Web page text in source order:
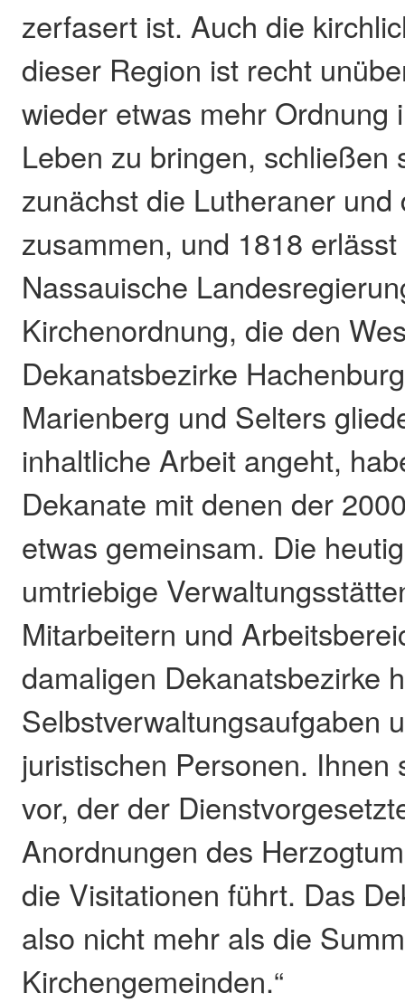
zerfasert ist. Auch die
dieser Region ist recht
wieder etwas mehr Ordnung
Leben zu bringen, schließen
zunächst die Lutheraner
zusammen, und 1818
Nassauische
Kirchenordnung, die den
Dekanatsbezirke
Marienberg und Selters
inhaltliche Arbeit angeht,
Dekanate mit denen der
etwas gemeinsam. Die
umtriebige
Mitarbeitern und
damaligen Dekanatsbezirke
Selbstverwaltungsaufgaben
juristischen Personen. Ihnen
vor, der der
Anordnungen des
die Visitationen führt. Das
also nicht mehr als die
Kirchengemeinden.“